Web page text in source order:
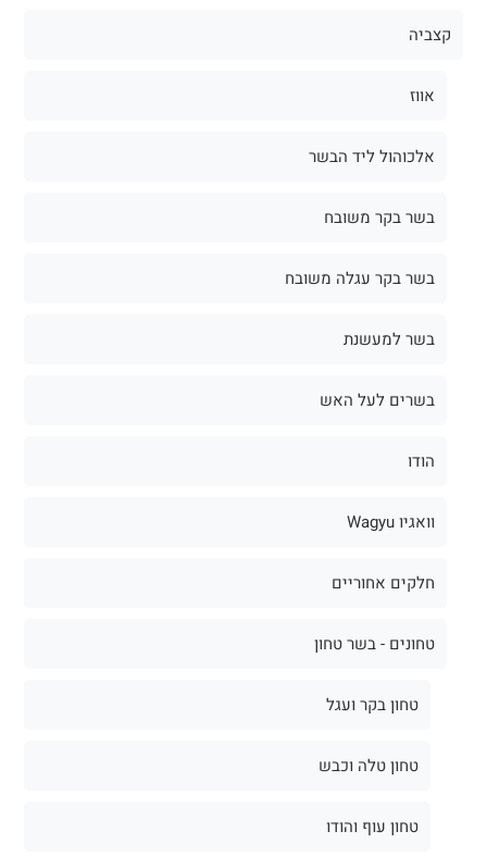
קצביה
אווז
אלכוהול ליד הבשר
בשר בקר משובח
בשר בקר עגלה משובח
בשר למעשנת
בשרים לעל האש
הודו
וואגיו Wagyu
חלקים אחוריים
טחונים - בשר טחון
טחון בקר ועגל
טחון טלה וכבש
טחון עוף והודו